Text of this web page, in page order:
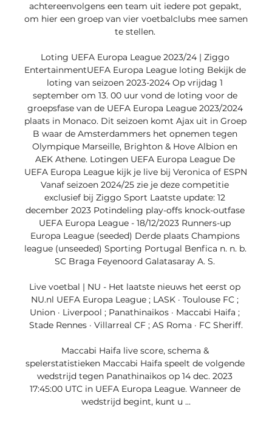
achtereenvolgens een team uit iedere pot gepakt,
om hier een groep van vier voetbalclubs mee samen
te stellen.
Loting UEFA Europa League 2023/24 | Ziggo
EntertainmentUEFA Europa League loting Bekijk de
loting van seizoen 2023-2024 Op vrijdag 1
september om 13. 00 uur vond de loting voor de
groepsfase van de UEFA Europa League 2023/2024
plaats in Monaco. Dit seizoen komt Ajax uit in Groep
B waar de Amsterdammers het opnemen tegen
Olympique Marseille, Brighton & Hove Albion en
AEK Athene. Lotingen UEFA Europa League De
UEFA Europa League kijk je live bij Veronica of ESPN
Vanaf seizoen 2024/25 zie je deze competitie
exclusief bij Ziggo Sport Laatste update: 12
december 2023 Potindeling play-offs knock-outfase
UEFA Europa League - 18/12/2023 Runners-up
Europa League (seeded) Derde plaats Champions
league (unseeded) Sporting Portugal Benfica n. n. b.
SC Braga Feyenoord Galatasaray A. S.
Live voetbal | NU - Het laatste nieuws het eerst op
NU.nl UEFA Europa League ; LASK · Toulouse FC ;
Union · Liverpool ; Panathinaikos · Maccabi Haifa ;
Stade Rennes · Villarreal CF ; AS Roma · FC Sheriff.
Maccabi Haifa live score, schema &
spelerstatistieken Maccabi Haifa speelt de volgende
wedstrijd tegen Panathinaikos op 14 dec. 2023
17:45:00 UTC in UEFA Europa League. Wanneer de
wedstrijd begint, kunt u ...